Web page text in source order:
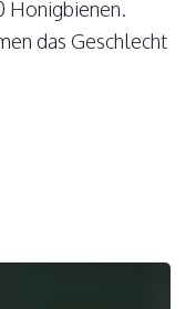
Honigbienen.
das Geschlecht